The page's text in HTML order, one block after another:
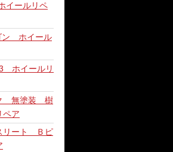
ールリペ
ホイール
ホイールリ
無塗装 樹
ア
リート Ｂピ